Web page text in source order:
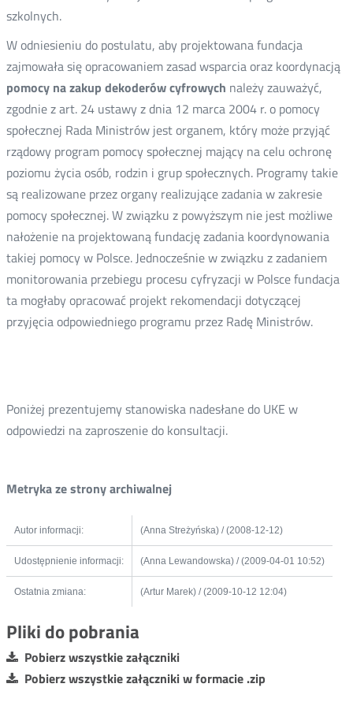
szkolnych.
W odniesieniu do postulatu, aby projektowana fundacja
zajmowała się opracowaniem zasad wsparcia oraz koordynacją
pomocy na zakup dekoderów cyfrowych należy zauważyć,
zgodnie z art. 24 ustawy z dnia 12 marca 2004 r. o pomocy
społecznej Rada Ministrów jest organem, który może przyjąć
rządowy program pomocy społecznej mający na celu ochronę
poziomu życia osób, rodzin i grup społecznych. Programy takie
są realizowane przez organy realizujące zadania w zakresie
pomocy społecznej. W związku z powyższym nie jest możliwe
nałożenie na projektowaną fundację zadania koordynowania
takiej pomocy w Polsce. Jednocześnie w związku z zadaniem
monitorowania przebiegu procesu cyfryzacji w Polsce fundacja
ta mogłaby opracować projekt rekomendacji dotyczącej
przyjęcia odpowiedniego programu przez Radę Ministrów.
Poniżej prezentujemy stanowiska nadesłane do UKE w
odpowiedzi na zaproszenie do konsultacji.
Metryka ze strony archiwalnej
Autor informacji: (Anna Streżyńska) / (2008-12-12)
Udostępnienie informacji: (Anna Lewandowska) / (2009-04-01 10:52)
Ostatnia zmiana: (Artur Marek) / (2009-10-12 12:04)
Pliki do pobrania
Pobierz wszystkie załączniki
Pobierz wszystkie załączniki w formacie .zip